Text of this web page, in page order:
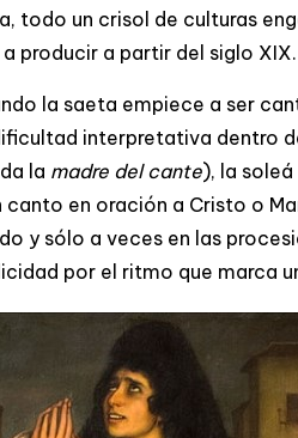
todo un crisol de culturas
producir a partir del siglo XIX.
la saeta empiece a ser
interpretativa dentro
la madre del cante), la
en oración a Cristo o
y sólo a veces en las
por el ritmo que marca